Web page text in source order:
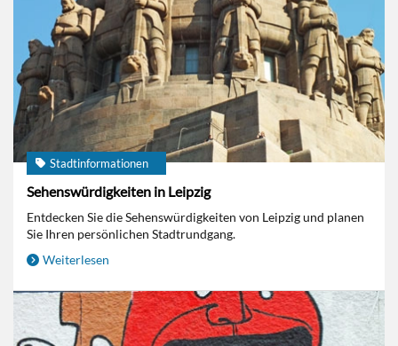
Stadtinformationen
Sehenswürdigkeiten in Leipzig
Entdecken Sie die Sehenswürdigkeiten von Leipzig und planen
Sie Ihren persönlichen Stadtrundgang.
Weiterlesen